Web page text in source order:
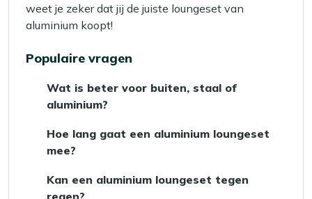
weet je zeker dat jij de juiste loungeset van
aluminium koopt!
Populaire vragen
Wat is beter voor buiten, staal of
aluminium?
buiten, is aluminium vaak de betere optie. Het
is lichtgewicht, roest niet en vereist weinig
onderhoud. Staal kan gaan roesten, vooral in
vochtige omgevingen, tenzij het goed wordt
Hoe lang gaat een aluminium loungeset
mee?
tot 15 jaar mee, afhankelijk van de kwaliteit
Kan een aluminium loungeset tegen